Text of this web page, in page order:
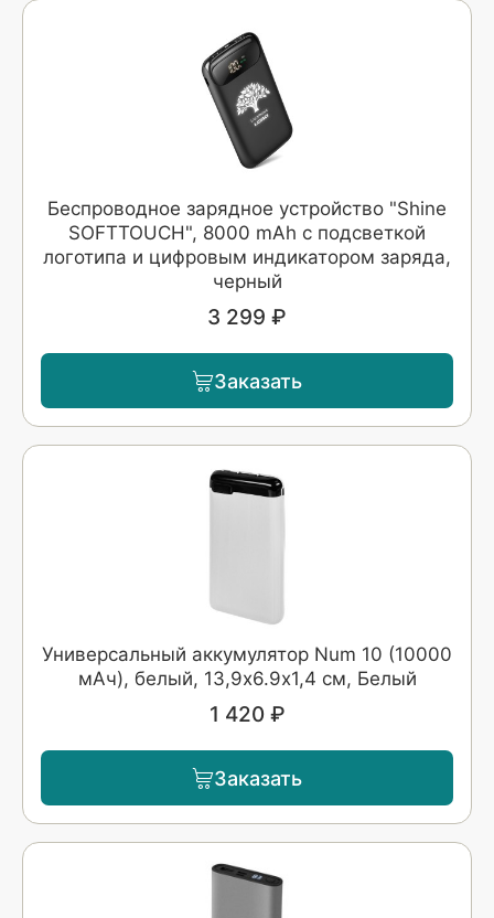
Беспроводное зарядное устройство "Shine
SOFTTOUCH", 8000 mAh с подсветкой
логотипа и цифровым индикатором заряда,
черный
3 299 ₽
Заказать
Универсальный аккумулятор Num 10 (10000
мАч), белый, 13,9х6.9х1,4 см, Белый
1 420 ₽
Заказать